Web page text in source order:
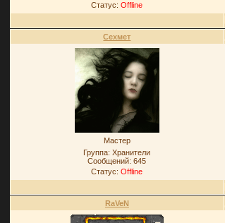
Статус:Offline
Сехмет
Мастер
Группа: Хранители
Сообщений:645
Статус:Offline
RaVeN